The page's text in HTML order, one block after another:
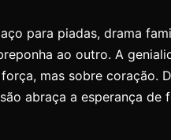
para piadas, drama
ao outro. A
mas sobre coração.
abraça a esperança de